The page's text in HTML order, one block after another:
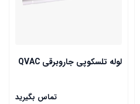
لوله تلسکوپی جاروبرقی QVAC
تماس بگیرید